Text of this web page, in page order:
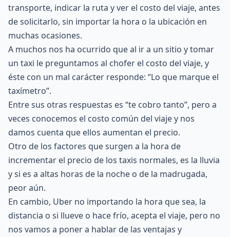
transporte, indicar la ruta y ver el costo del viaje, antes
de solicitarlo, sin importar la hora o la ubicación en
muchas ocasiones.
A muchos nos ha ocurrido que al ir a un sitio y tomar
un taxi le preguntamos al chofer el costo del viaje, y
éste con un mal carácter responde: “Lo que marque el
taxímetro”.
Entre sus otras respuestas es “te cobro tanto”, pero a
veces conocemos el costo común del viaje y nos
damos cuenta que ellos aumentan el precio.
Otro de los factores que surgen a la hora de
incrementar el precio de los taxis normales, es la lluvia
y si es a altas horas de la noche o de la madrugada,
peor aún.
En cambio, Uber no importando la hora que sea, la
distancia o si llueve o hace frío, acepta el viaje, pero no
nos vamos a poner a hablar de las ventajas y